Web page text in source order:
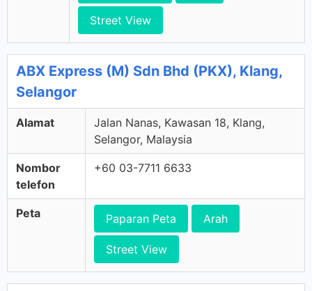
Street View
ABX Express (M) Sdn Bhd (PKX), Klang,
Selangor
Alamat
Jalan Nanas, Kawasan 18, Klang,
Selangor, Malaysia
Nombor
telefon
+60 03-7711 6633
Peta Paparan Peta Arah
Street View